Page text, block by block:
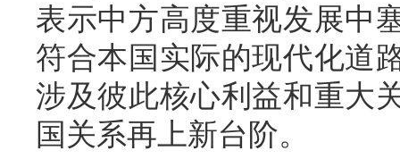
表示中方高度重视发展中
符合本国实际的现代化道
涉及彼此核心利益和重大
国关系再上新台阶。